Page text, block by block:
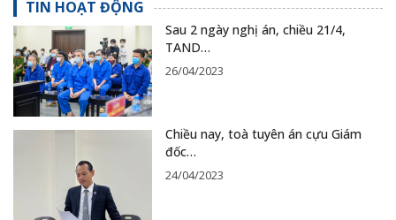
TIN HOẠT ĐỘNG
Sau 2 ngày nghị án, chiều 21/4,
TAND…
26/04/2023
Chiều nay, toà tuyên án cựu Giám
đốc…
24/04/2023